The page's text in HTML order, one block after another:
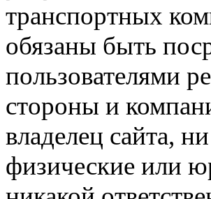
транспортных
обязаны быть
пользователями
стороны и
владелец сайта,
физические или